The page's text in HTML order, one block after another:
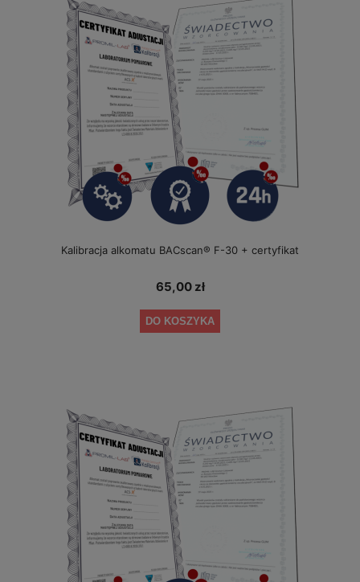
Kalibracja alkomatu BACscan® F-30 + certyfikat
65,00 zł
DO KOSZYKA